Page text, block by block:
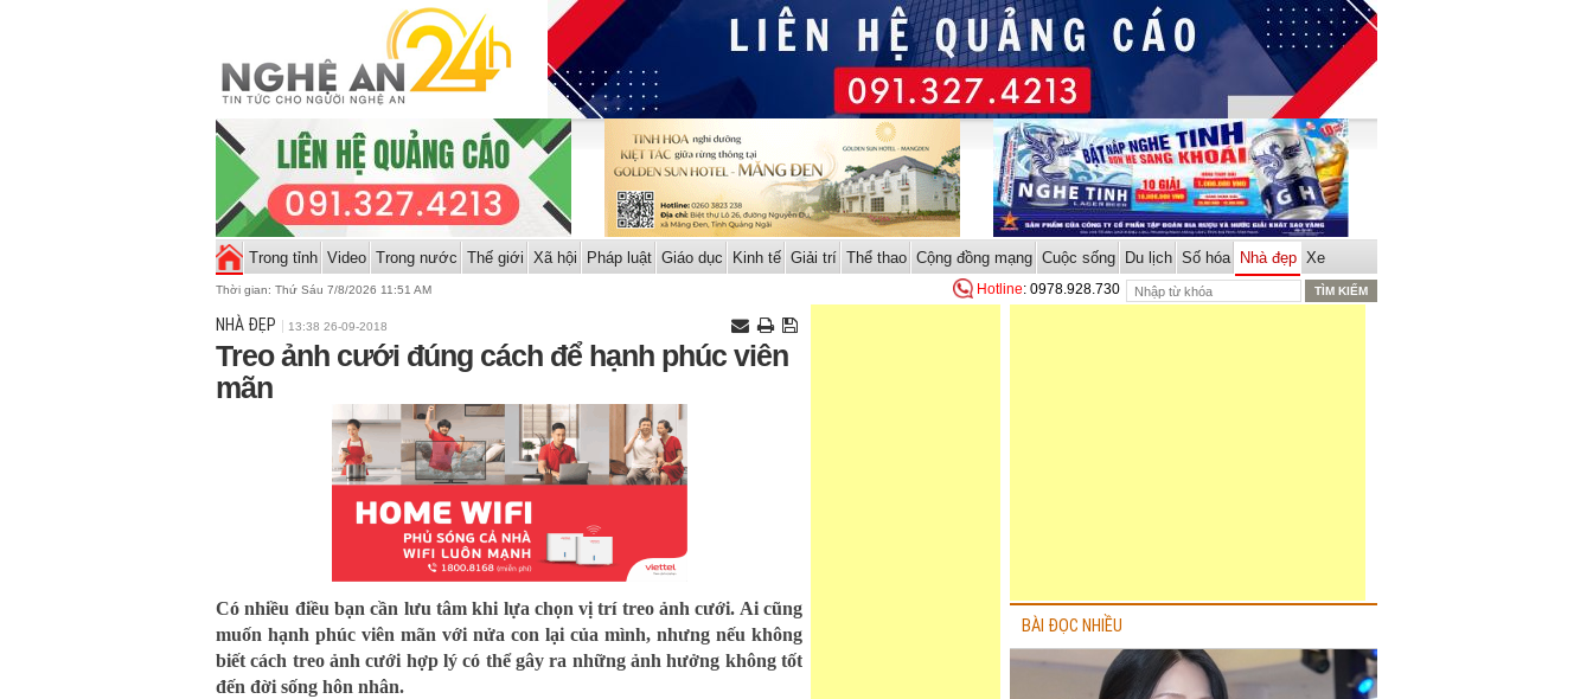
Trong tỉnh Video Trong nước Thế giới Xã hội Pháp luật Giáo dục Kinh tế Giải trí Thể thao Cộng đồng mạng Cuộc sống Du lịch Số hóa Nhà đẹp Xe
Thời gian: Thứ Sáu 7/8/2026 11:51 AM Hotline: 0978.928.730
NHÀ ĐẸP 13:38 26-09-2018
Treo ảnh cưới đúng cách để hạnh phúc viên
mãn
Có nhiều điều bạn cần lưu tâm khi lựa chọn vị trí treo ảnh cưới. Ai cũng
muốn hạnh phúc viên mãn với nửa con lại của mình, nhưng nếu không
biết cách treo ảnh cưới hợp lý có thể gây ra những ảnh hưởng không tốt
đến đời sống hôn nhân.
BÀI ĐỌC NHIỀU